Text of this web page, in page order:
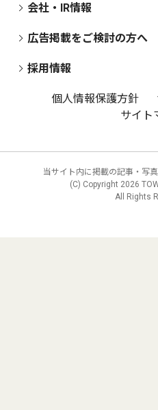
会社・IR情報
広告掲載をご検討の方へ
採用情報
個人情報保護方針
サイト
当サイト内に掲載の記事・写
(C) Copyright 2026
All Rights